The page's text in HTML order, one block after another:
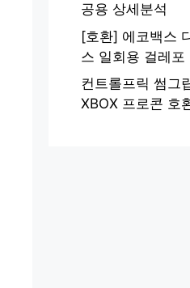
공용 상세분석
[호환] 에코백스
스 일회용 걸레
컨트롤프릭 썸그
XBOX 프로콘 호